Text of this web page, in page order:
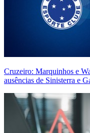
Cruzeiro: Marquinhos e
ausências de Sinisterra e